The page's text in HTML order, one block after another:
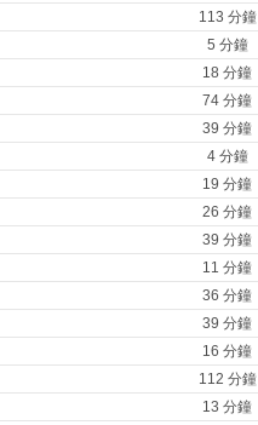
113 分鐘
5 分鐘
18 分鐘
74 分鐘
39 分鐘
4 分鐘
19 分鐘
26 分鐘
39 分鐘
11 分鐘
36 分鐘
39 分鐘
16 分鐘
112 分鐘
13 分鐘